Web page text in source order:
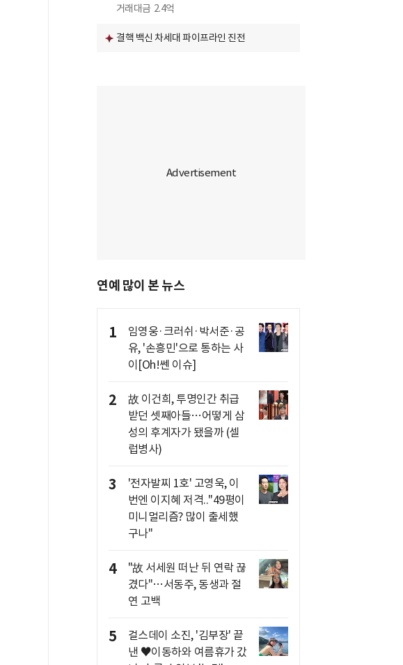
거래대금 2.4억
결핵 백신 차세대 파이프라인 진전
연예 많이 본 뉴스
1
임영웅·크러쉬·박서준·공
유, '손흥민'으로 통하는 사
이[Oh!쎈 이슈]
2
故 이건희, 투명인간 취급
받던 셋째아들…어떻게 삼
성의 후계자가 됐을까 (셀
럽병사)
3
'전자발찌 1호' 고영욱, 이
번엔 이지혜 저격.."49평이
미니멀리즘? 많이 출세했
구나"
4
"故 서세원 떠난 뒤 연락 끊
겼다"…서동주, 동생과 절
연 고백
5
걸스데이 소진, '김부장' 끝
낸 ♥이동하와 여름휴가 갔